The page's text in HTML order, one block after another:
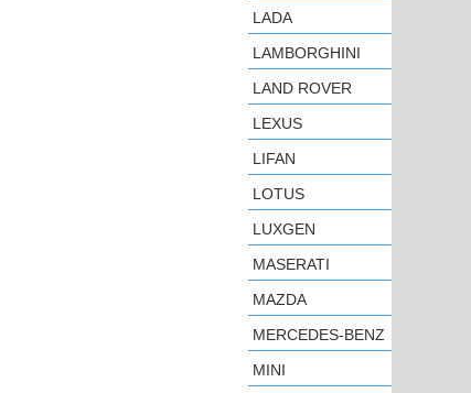
LADA
LAMBORGHINI
LAND ROVER
LEXUS
LIFAN
LOTUS
LUXGEN
MASERATI
MAZDA
MERCEDES-BENZ
MINI